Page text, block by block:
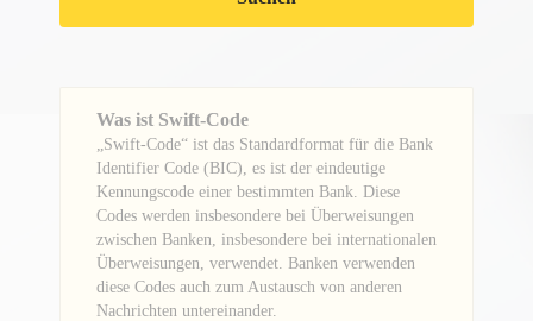
Was ist Swift-Code
„Swift-Code“ ist das Standardformat für die Bank
Identifier Code (BIC), es ist der eindeutige
Kennungscode einer bestimmten Bank. Diese
Codes werden insbesondere bei Überweisungen
zwischen Banken, insbesondere bei internationalen
Überweisungen, verwendet. Banken verwenden
diese Codes auch zum Austausch von anderen
Nachrichten untereinander.